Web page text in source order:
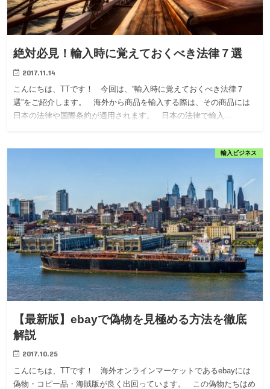
絶対必見！輸入時に覚えておくべき法律７選
2017.11.14
こんにちは、TTです！ 今回は、“輸入時に覚えておくべき法律７
選”をご紹介します。 海外から商品を輸入する際は、その商品には
日本の法律や国際条約が適用されます。 日本の法律で輸入…
輸入ビジネス
【最新版】ebayで偽物を見極める方法を徹底
解説
2017.10.25
こんにちは、TTです！ 海外オンラインマーケットであるebayには
偽物・コピー品・海賊版が良く出回っています。 この偽物たちはめ